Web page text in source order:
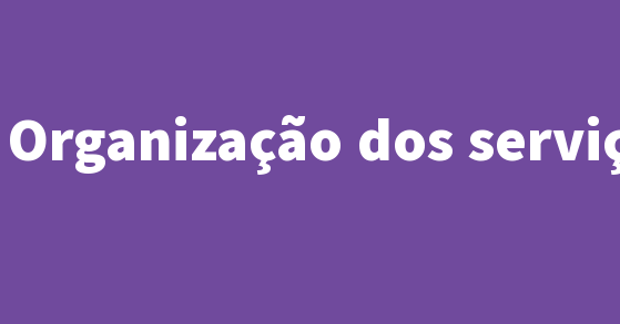
Organização dos